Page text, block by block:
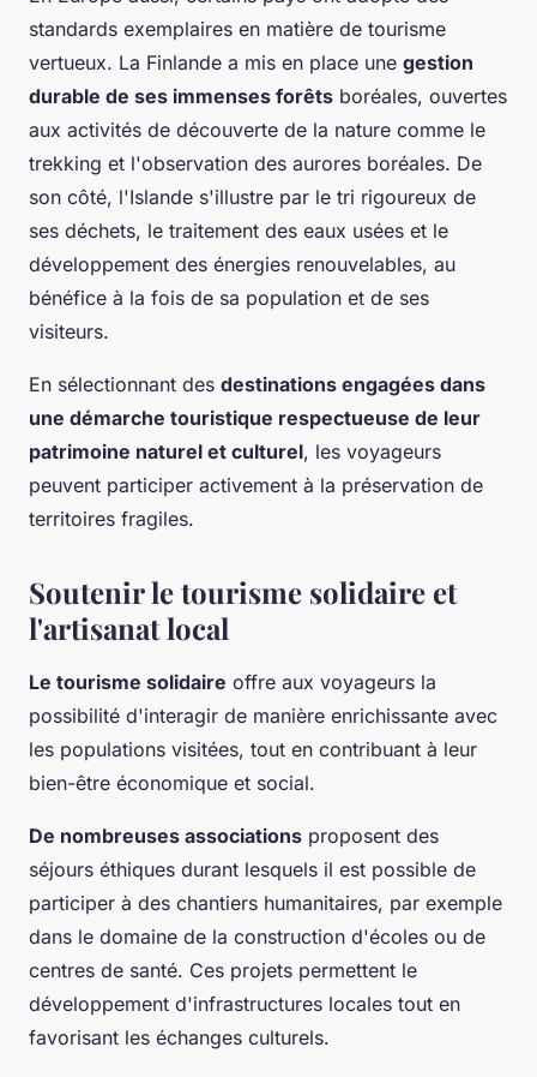
standards exemplaires en matière de tourisme
vertueux. La Finlande a mis en place une gestion
durable de ses immenses forêts boréales, ouvertes
aux activités de découverte de la nature comme le
trekking et l'observation des aurores boréales. De
son côté, l'Islande s'illustre par le tri rigoureux de
ses déchets, le traitement des eaux usées et le
développement des énergies renouvelables, au
bénéfice à la fois de sa population et de ses
visiteurs.
En sélectionnant des destinations engagées dans
une démarche touristique respectueuse de leur
patrimoine naturel et culturel, les voyageurs
peuvent participer activement à la préservation de
territoires fragiles.
Soutenir le tourisme solidaire et
l'artisanat local
Le tourisme solidaire offre aux voyageurs la
possibilité d'interagir de manière enrichissante avec
les populations visitées, tout en contribuant à leur
bien-être économique et social.
De nombreuses associations proposent des
séjours éthiques durant lesquels il est possible de
participer à des chantiers humanitaires, par exemple
dans le domaine de la construction d'écoles ou de
centres de santé. Ces projets permettent le
développement d'infrastructures locales tout en
favorisant les échanges culturels.